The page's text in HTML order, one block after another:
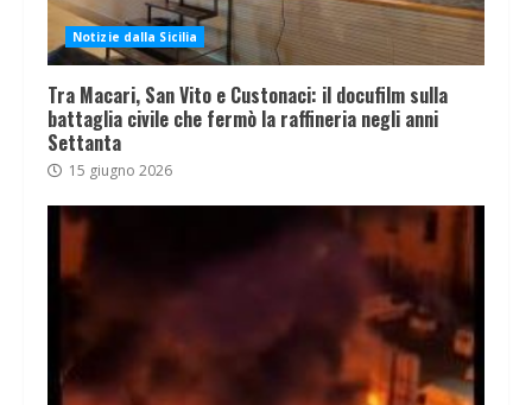
Notizie dalla Sicilia
Tra Macari, San Vito e Custonaci: il docufilm sulla
battaglia civile che fermò la raffineria negli anni
Settanta
15 giugno 2026